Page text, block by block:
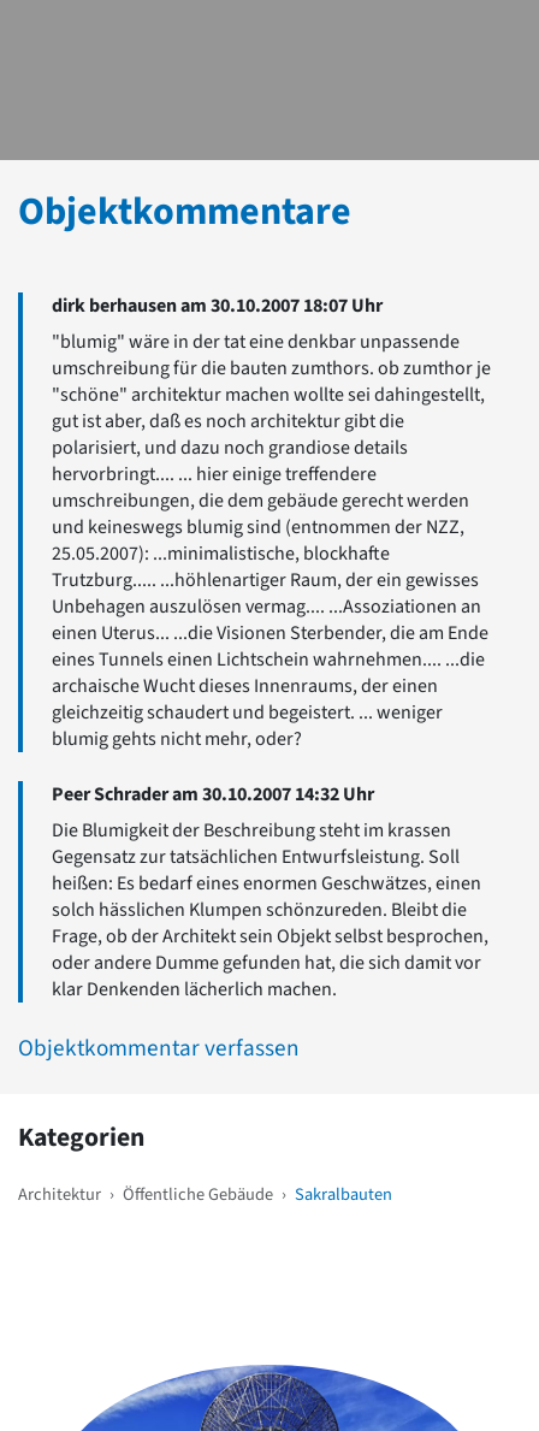
Objektkommentare
dirk berhausen am 30.10.2007 18:07 Uhr
"blumig" wäre in der tat eine denkbar unpassende
umschreibung für die bauten zumthors. ob zumthor je
"schöne" architektur machen wollte sei dahingestellt,
gut ist aber, daß es noch architektur gibt die
polarisiert, und dazu noch grandiose details
hervorbringt.... ... hier einige treffendere
umschreibungen, die dem gebäude gerecht werden
und keineswegs blumig sind (entnommen der NZZ,
25.05.2007): ...minimalistische, blockhafte
Trutzburg..... ...höhlenartiger Raum, der ein gewisses
Unbehagen auszulösen vermag.... ...Assoziationen an
einen Uterus... ...die Visionen Sterbender, die am Ende
eines Tunnels einen Lichtschein wahrnehmen.... ...die
archaische Wucht dieses Innenraums, der einen
gleichzeitig schaudert und begeistert. ... weniger
blumig gehts nicht mehr, oder?
Peer Schrader am 30.10.2007 14:32 Uhr
Die Blumigkeit der Beschreibung steht im krassen
Gegensatz zur tatsächlichen Entwurfsleistung. Soll
heißen: Es bedarf eines enormen Geschwätzes, einen
solch hässlichen Klumpen schönzureden. Bleibt die
Frage, ob der Architekt sein Objekt selbst besprochen,
oder andere Dumme gefunden hat, die sich damit vor
klar Denkenden lächerlich machen.
Objektkommentar verfassen
Kategorien
Architektur › Öffentliche Gebäude › Sakralbauten